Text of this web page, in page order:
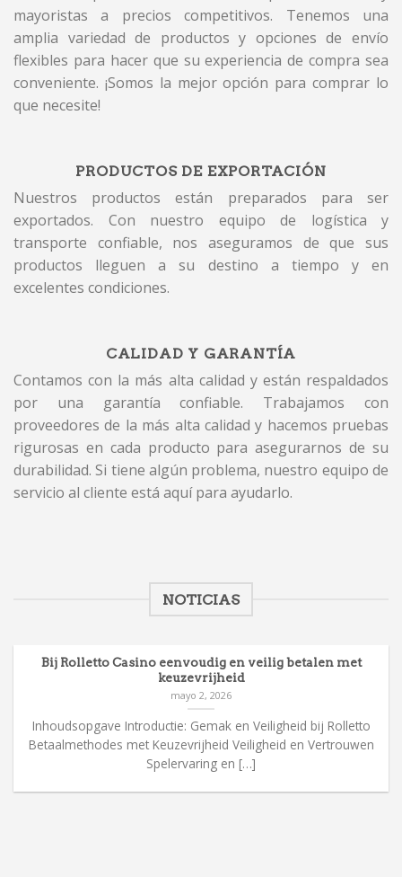
mayoristas a precios competitivos. Tenemos una
amplia variedad de productos y opciones de envío
flexibles para hacer que su experiencia de compra sea
conveniente. ¡Somos la mejor opción para comprar lo
que necesite!
PRODUCTOS DE EXPORTACIÓN
Nuestros productos están preparados para ser
exportados. Con nuestro equipo de logística y
transporte confiable, nos aseguramos de que sus
productos lleguen a su destino a tiempo y en
excelentes condiciones.
CALIDAD Y GARANTÍA
Contamos con la más alta calidad y están respaldados
por una garantía confiable. Trabajamos con
proveedores de la más alta calidad y hacemos pruebas
rigurosas en cada producto para asegurarnos de su
durabilidad. Si tiene algún problema, nuestro equipo de
servicio al cliente está aquí para ayudarlo.
NOTICIAS
Bij Rolletto Casino eenvoudig en veilig betalen met
keuzevrijheid
mayo 2, 2026
Inhoudsopgave Introductie: Gemak en Veiligheid bij Rolletto
Betaalmethodes met Keuzevrijheid Veiligheid en Vertrouwen
Spelervaring en […]